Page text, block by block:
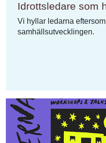
Idrottsledare som
Vi hyllar ledarna
samhällsutvecklingen.